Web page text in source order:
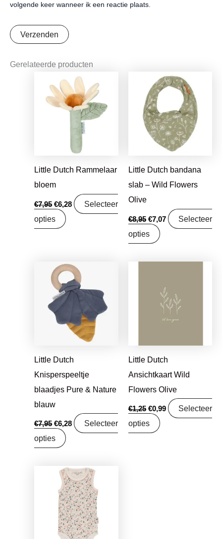
volgende keer wanneer ik een reactie plaats.
Gerelateerde producten
Little Dutch Rammelaar
bloem
€7,95
Oorspronkelijke
prijs
was:
€7,95.
€6,28
Huidige
prijs
is:
€6,28.
Selecteer
opties
Little Dutch bandana
slab – Wild Flowers
Olive
€8,95
Oorspronkelijke
prijs
was:
€8,95.
€7,07
Huidige
prijs
€7,07.
Selecteer
opties
Little Dutch
Knisperspeeltje
blaadjes Pure & Nature
blauw
€7,95
Oorspronkelijke
prijs
was:
€7,95.
€6,28
Huidige
prijs
is:
€6,28.
Selecteer
opties
Little Dutch
Ansichtkaart Wild
Flowers Olive
€1,25
€1,25.
€0,99
€0,99.
Selecteer
opties
Oorspronkelijke
prijs
was:
€9,95.
Huidige
prijs
is:
€7,86.